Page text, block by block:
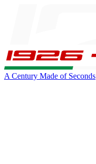
A Century Made of Seconds